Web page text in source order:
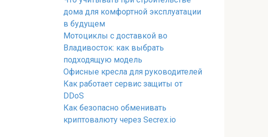
дома для комфортной эксплуатации
в будущем
Мотоциклы с доставкой во
Владивосток: как выбрать
подходящую модель
Офисные кресла для руководителей
Как работает сервис защиты от
DDoS
Как безопасно обменивать
криптовалюту через Secrex.io